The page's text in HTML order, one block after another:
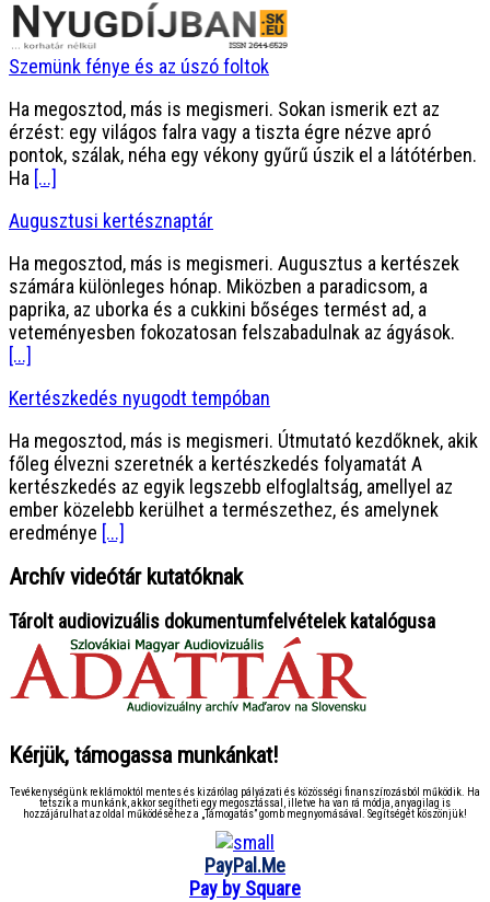
Szemünk fénye és az úszó foltok
Ha megosztod, más is megismeri. Sokan ismerik ezt az
érzést: egy világos falra vagy a tiszta égre nézve apró
pontok, szálak, néha egy vékony gyűrű úszik el a látótérben.
Ha [...]
Augusztusi kertésznaptár
Ha megosztod, más is megismeri. Augusztus a kertészek
számára különleges hónap. Miközben a paradicsom, a
paprika, az uborka és a cukkini bőséges termést ad, a
veteményesben fokozatosan felszabadulnak az ágyások.
[...]
Kertészkedés nyugodt tempóban
Ha megosztod, más is megismeri. Útmutató kezdőknek, akik
főleg élvezni szeretnék a kertészkedés folyamatát A
kertészkedés az egyik legszebb elfoglaltság, amellyel az
ember közelebb kerülhet a természethez, és amelynek
eredménye [...]
Archív videótár kutatóknak
Tárolt audiovizuális dokumentumfelvételek katalógusa
Kérjük, támogassa munkánkat!
Tevékenységünk reklámoktól mentes és kizárólag pályázati és közösségi finanszírozásból működik. Ha
tetszik a munkánk, akkor segítheti egy megosztással, illetve ha van rá módja, anyagilag is
hozzájárulhat az oldal működéséhez a „Támogatás” gomb megnyomásával. Segítségét köszönjük!
PayPal.Me
Pay by Square